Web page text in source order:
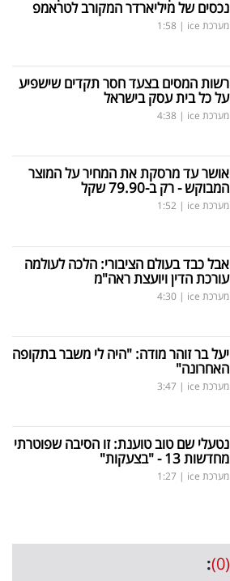
נכסים של מיליארדר המקורב לטראמפ
מערכת ice |
1:58
רשות המסים בצעד חסר תקדים שישפיע
על כל בית עסק בישראל
מערכת ice |
4:38
אושר עד מרסקת את המחיר על המוצר
המבוקש - רק ב-79.90 שקל
מערכת ice |
1:52
אבל כבד בעולם הציבורי: הלכה לעולמה
עורכת הדין ויועצת ראה"מ
מערכת ice |
4:30
יעל בר זוהר מודה: "היה לי משבר בתקופה
האחרונה"
מערכת ice |
3:47
נטעלי שם טוב טוענת: זו הסיבה שפוטרתי
מחדשות 13 - "בצעקות"
מערכת ice |
1:27
(0)
: